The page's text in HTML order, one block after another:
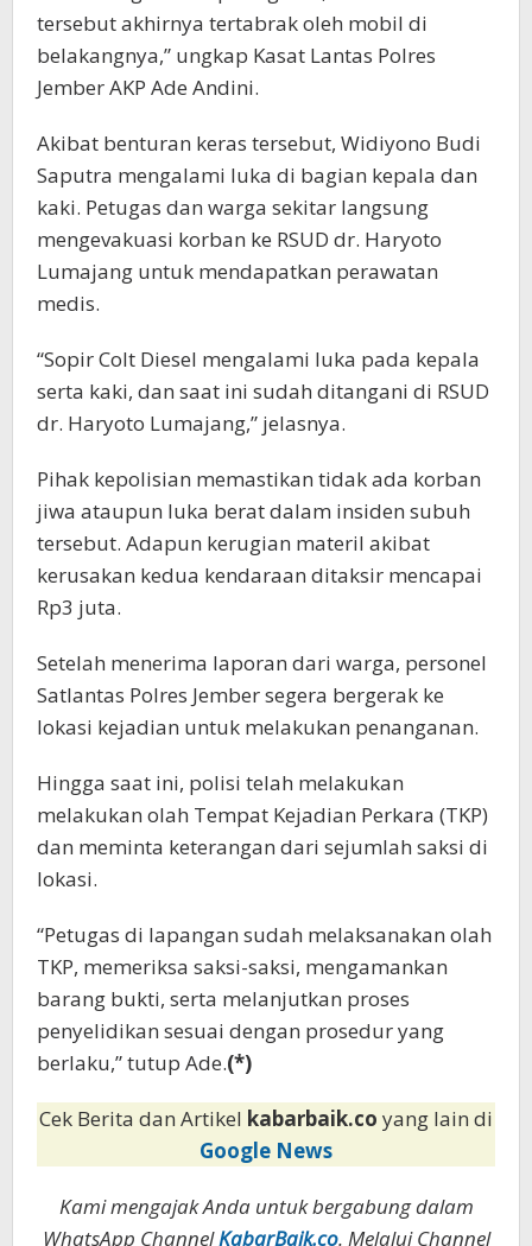
tersebut akhirnya tertabrak oleh mobil di
belakangnya,” ungkap Kasat Lantas Polres
Jember AKP Ade Andini.
Akibat benturan keras tersebut, Widiyono Budi
Saputra mengalami luka di bagian kepala dan
kaki. Petugas dan warga sekitar langsung
mengevakuasi korban ke RSUD dr. Haryoto
Lumajang untuk mendapatkan perawatan
medis.
“Sopir Colt Diesel mengalami luka pada kepala
serta kaki, dan saat ini sudah ditangani di RSUD
dr. Haryoto Lumajang,” jelasnya.
Pihak kepolisian memastikan tidak ada korban
jiwa ataupun luka berat dalam insiden subuh
tersebut. Adapun kerugian materil akibat
kerusakan kedua kendaraan ditaksir mencapai
Rp3 juta.
Setelah menerima laporan dari warga, personel
Satlantas Polres Jember segera bergerak ke
lokasi kejadian untuk melakukan penanganan.
Hingga saat ini, polisi telah melakukan
melakukan olah Tempat Kejadian Perkara (TKP)
dan meminta keterangan dari sejumlah saksi di
lokasi.
“Petugas di lapangan sudah melaksanakan olah
TKP, memeriksa saksi-saksi, mengamankan
barang bukti, serta melanjutkan proses
penyelidikan sesuai dengan prosedur yang
berlaku,” tutup Ade.(*)
Cek Berita dan Artikel kabarbaik.co yang lain di
Google News
Kami mengajak Anda untuk bergabung dalam
WhatsApp ChannelKabarBaik.co. Melalui Channel